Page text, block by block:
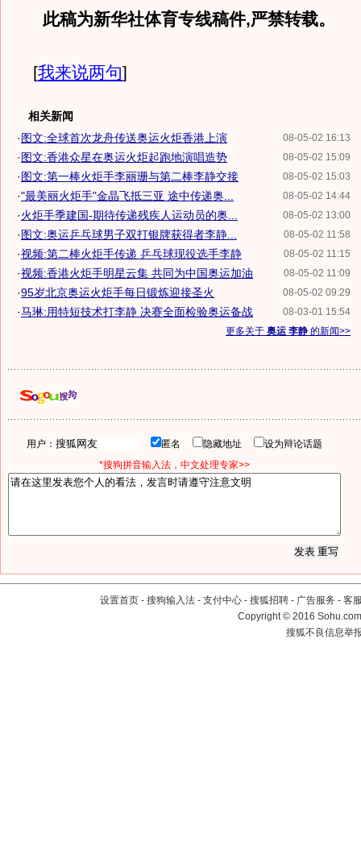
此稿为新华社体育专线稿件,严禁转载。
[我来说两句]
相关新闻
08-05-02 16:13
·图文:全球首次龙舟传送奥运火炬香港上演
08-05-02 15:09
·图文:香港众星在奥运火炬起跑地演唱造势
08-05-02 15:03
·图文:第一棒火炬手李丽珊与第二棒李静交接
08-05-02 14:44
·"最美丽火炬手"金晶飞抵三亚 途中传递奥...
08-05-02 13:00
·火炬手季建国-期待传递残疾人运动员的奥...
08-05-02 11:58
·图文:奥运乒乓球男子双打银牌获得者李静...
08-05-02 11:15
·视频:第二棒火炬手传递 乒乓球现役选手李静
08-05-02 11:09
·视频:香港火炬手明星云集 共同为中国奥运加油
08-05-02 09:29
·95岁北京奥运火炬手每日锻炼迎接圣火
08-03-01 15:54
·马琳:用特短技术打李静 决赛全面检验奥运备战
更多关于 奥运 李静的新闻>>
用户： 匿名 隐藏地址
设为辩论话题
*搜狗拼音输入法，中文处理专家>>
设置首页 - 搜狗输入法 - 支付中心 - 搜狐招聘 - 广告服务 - 客
Copyright©2016
搜狐不良信息举